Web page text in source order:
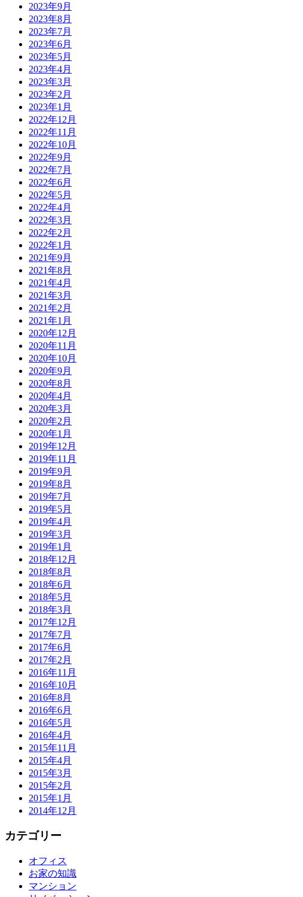
2023年9月
2023年8月
2023年7月
2023年6月
2023年5月
2023年4月
2023年3月
2023年2月
2023年1月
2022年12月
2022年11月
2022年10月
2022年9月
2022年7月
2022年6月
2022年5月
2022年4月
2022年3月
2022年2月
2022年1月
2021年9月
2021年8月
2021年4月
2021年3月
2021年2月
2021年1月
2020年12月
2020年11月
2020年10月
2020年9月
2020年8月
2020年4月
2020年3月
2020年2月
2020年1月
2019年12月
2019年11月
2019年9月
2019年8月
2019年7月
2019年5月
2019年4月
2019年3月
2019年1月
2018年12月
2018年8月
2018年6月
2018年5月
2018年3月
2017年12月
2017年7月
2017年6月
2017年2月
2016年11月
2016年10月
2016年8月
2016年6月
2016年5月
2016年4月
2015年11月
2015年4月
2015年3月
2015年2月
2015年1月
2014年12月
カテゴリー
オフィス
お家の知識
マンション